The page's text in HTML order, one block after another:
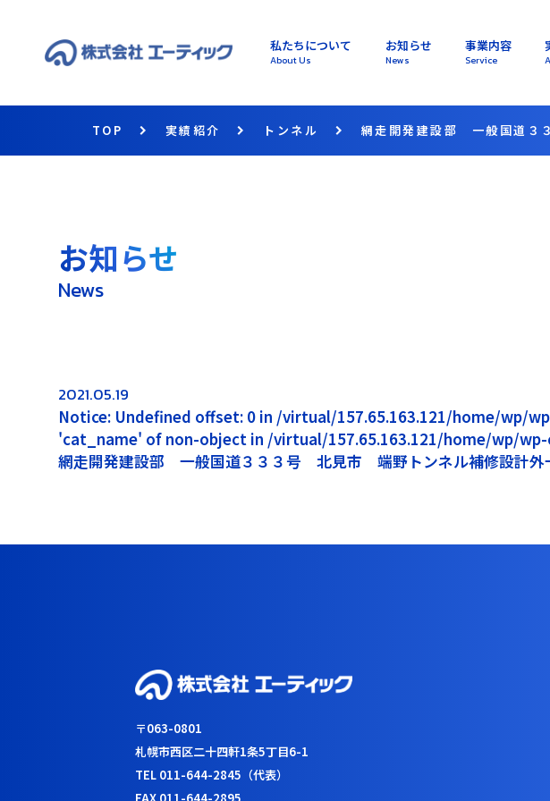
私たちについて
About Us
お知らせ
News
事業内容
Service
TOP 実績紹介 トンネル 網走開発建設部 一般国道３
お知らせ
News
2021.05.19
Notice: Undefined offset: 0 in /virtual/157.65.163.121/home/wp/
'cat_name' of non-object in /virtual/157.65.163.121/home/wp/
網走開発建設部 一般国道３３３号 北見市 端野トンネル補修設計外
〒063-0801
札幌市西区二十四軒1条5丁目6-1
TEL 011-644-2845（代表）